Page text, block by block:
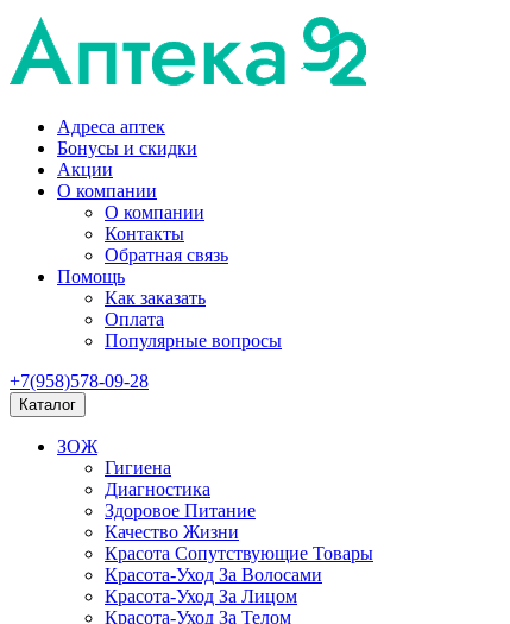
Адреса аптек
Бонусы и скидки
Акции
О компании
О компании
Контакты
Обратная связь
Помощь
Как заказать
Оплата
Популярные вопросы
+7(958)578-09-28
Каталог
ЗОЖ
Гигиена
Диагностика
Здоровое Питание
Качество Жизни
Красота Сопутствующие Товары
Красота-Уход За Волосами
Красота-Уход За Лицом
Красота-Уход За Телом